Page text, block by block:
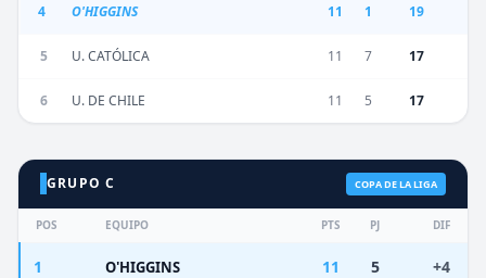
4 O'HIGGINS 11 1 19
5 U. CATÓLICA 11 7 17
6 U. DE CHILE 11 5 17
GRUPO C COPA DE LA LIGA
POS EQUIPO PTS PJ DIF
1 O'HIGGINS 11 5 +4